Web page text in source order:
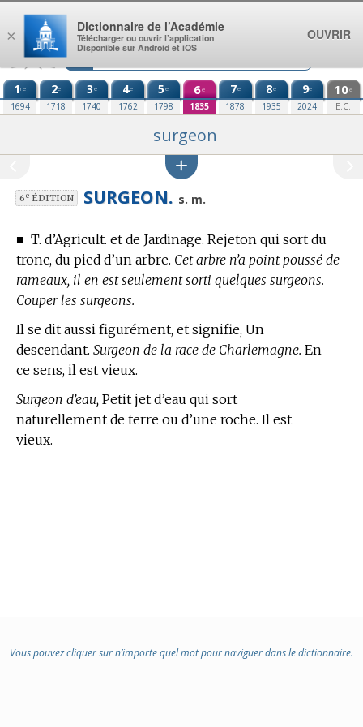
Aller au contenu
1re
1694
2e
1718
3e
1740
4e
1762
5e
1798
6e
1835
7e
1878
8e
1935
9e
2024
10e
E.C.
surgeon
6eÉDITION SURGEON. s. m.
■ T. d’Agricult. et de Jardinage. Rejeton qui sort du
tronc, du pied d’un arbre. Cet arbre n’a point poussé de
rameaux, il en est seulement sorti quelques surgeons.
Couper les surgeons.
Il se dit aussi figurément, et signifie, Un
descendant. Surgeon de la race de Charlemagne. En
ce sens, il est vieux.
Surgeon d’eau, Petit jet d’eau qui sort
naturellement de terre ou d’une roche. Il est
vieux.
Vous pouvez cliquer sur n’importe quel mot pour naviguer dans le dictionnaire.
×
Dictionnaire de l’Académie
Télécharger ou ouvrir l’application
Disponible sur Android et iOS
OUVRIR